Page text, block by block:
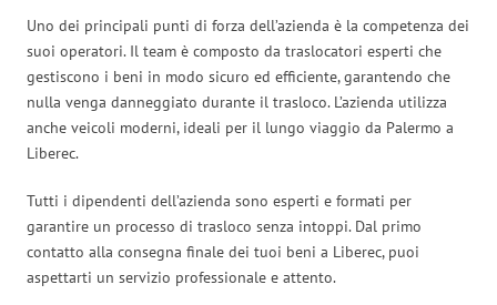
Uno dei principali punti di forza dell’azienda è la competenza dei
suoi operatori. Il team è composto da traslocatori esperti che
gestiscono i beni in modo sicuro ed efficiente, garantendo che
nulla venga danneggiato durante il trasloco. L’azienda utilizza
anche veicoli moderni, ideali per il lungo viaggio da Palermo a
Liberec.
Tutti i dipendenti dell’azienda sono esperti e formati per
garantire un processo di trasloco senza intoppi. Dal primo
contatto alla consegna finale dei tuoi beni a Liberec, puoi
aspettarti un servizio professionale e attento.